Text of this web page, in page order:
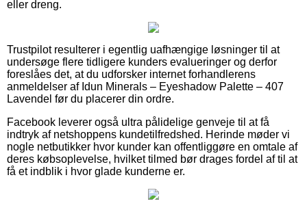
eller dreng.
Trustpilot resulterer i egentlig uafhængige løsninger til at
undersøge flere tidligere kunders evalueringer og derfor
foreslåes det, at du udforsker internet forhandlerens
anmeldelser af Idun Minerals – Eyeshadow Palette – 407
Lavendel før du placerer din ordre.
Facebook leverer også ultra pålidelige genveje til at få
indtryk af netshoppens kundetilfredshed. Herinde møder vi
nogle netbutikker hvor kunder kan offentliggøre en omtale af
deres købsoplevelse, hvilket tilmed bør drages fordel af til at
få et indblik i hvor glade kunderne er.